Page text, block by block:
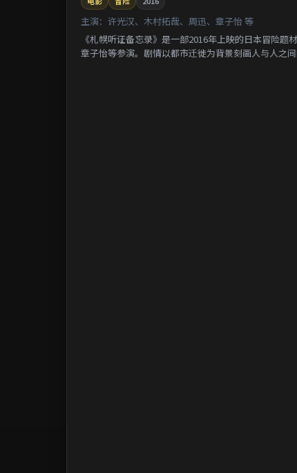
主演： 许光汉、木村拓哉、周迅、章子怡 等
《札幌听证备忘录》是一部2016年上映的日本冒险题
章子怡等参演。剧情以都市迁徙为背景刻画人与人之